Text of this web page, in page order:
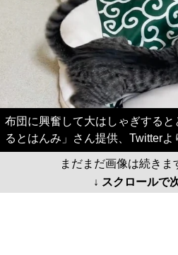
布団に興奮して大はしゃぎすると
るとはんみ」さん提供、Twitterよ
まだまだ画像は続きま
↓ スクロールで